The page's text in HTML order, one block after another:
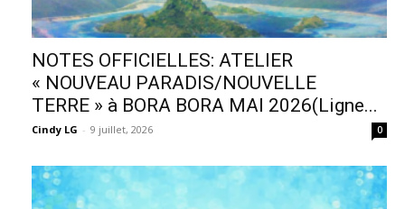
NOTES OFFICIELLES: ATELIER
« NOUVEAU PARADIS/NOUVELLE
TERRE » à BORA BORA MAI 2026(Ligne...
Cindy LG - 9 juillet, 2026 0